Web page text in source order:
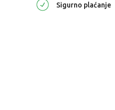
Sigurno plaćanje